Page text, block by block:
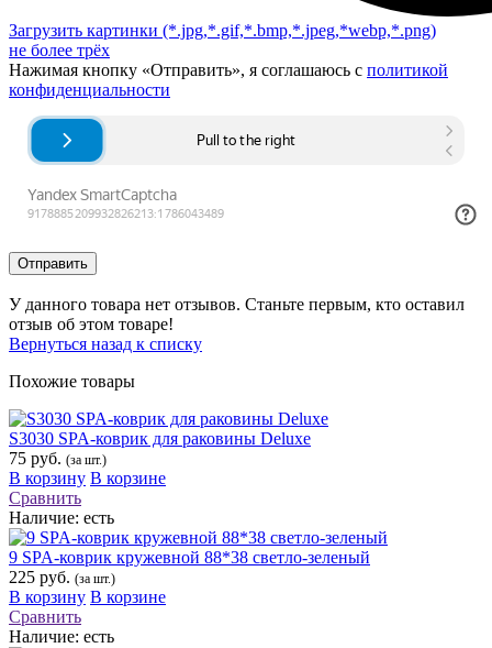
Загрузить картинки (*.jpg,*.gif,*.bmp,*.jpeg,*webp,*.png)
не более трёх
Нажимая кнопку «Отправить», я соглашаюсь с политикой
конфиденциальности
Отправить
У данного товара нет отзывов. Станьте первым, кто оставил
отзыв об этом товаре!
Вернуться назад к списку
Похожие товары
S3030 SPA-коврик для раковины Deluxe
75 руб. (за шт.)
В корзину В корзине
Сравнить
Наличие: есть
9 SPA-коврик кружевной 88*38 светло-зеленый
225 руб. (за шт.)
В корзину В корзине
Сравнить
Наличие: есть